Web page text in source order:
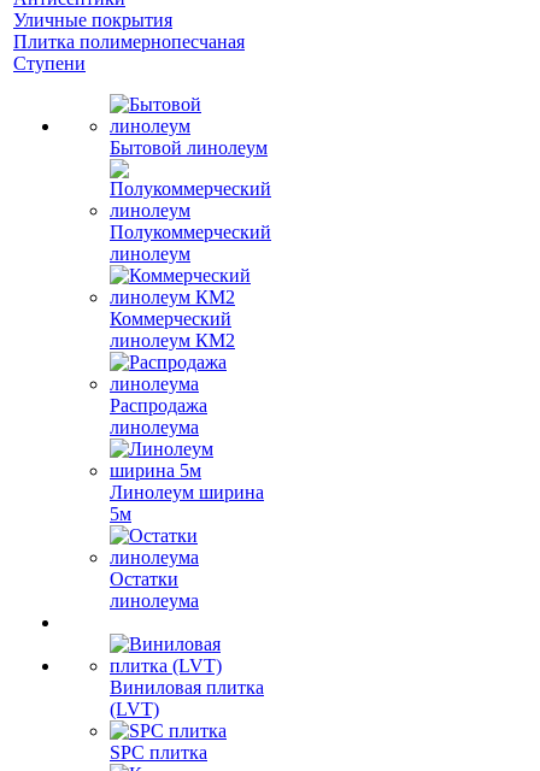
Уличные покрытия
Плитка полимернопесчаная
Ступени
Бытовой линолеум
Полукоммерческий
линолеум
Коммерческий
линолеум КМ2
Распродажа
линолеума
Линолеум ширина
5м
Остатки
линолеума
Виниловая плитка
(LVT)
SPC плитка